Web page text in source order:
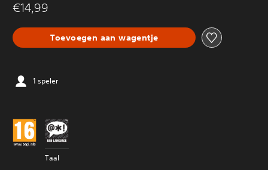
€14,99
Toevoegen aan wagentje
1 speler
Taal